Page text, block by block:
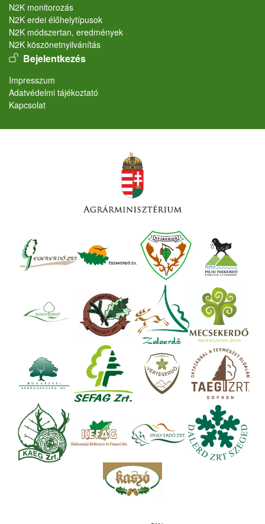
N2K monitorozás
N2K erdei élőhelytípusok
N2K módszertan, eredmények
N2K köszönetnyilvánítás
User account menu
Bejelentkezés
Lábléc
Impresszum
Adatvédelmi tájékoztató
Kapcsolat